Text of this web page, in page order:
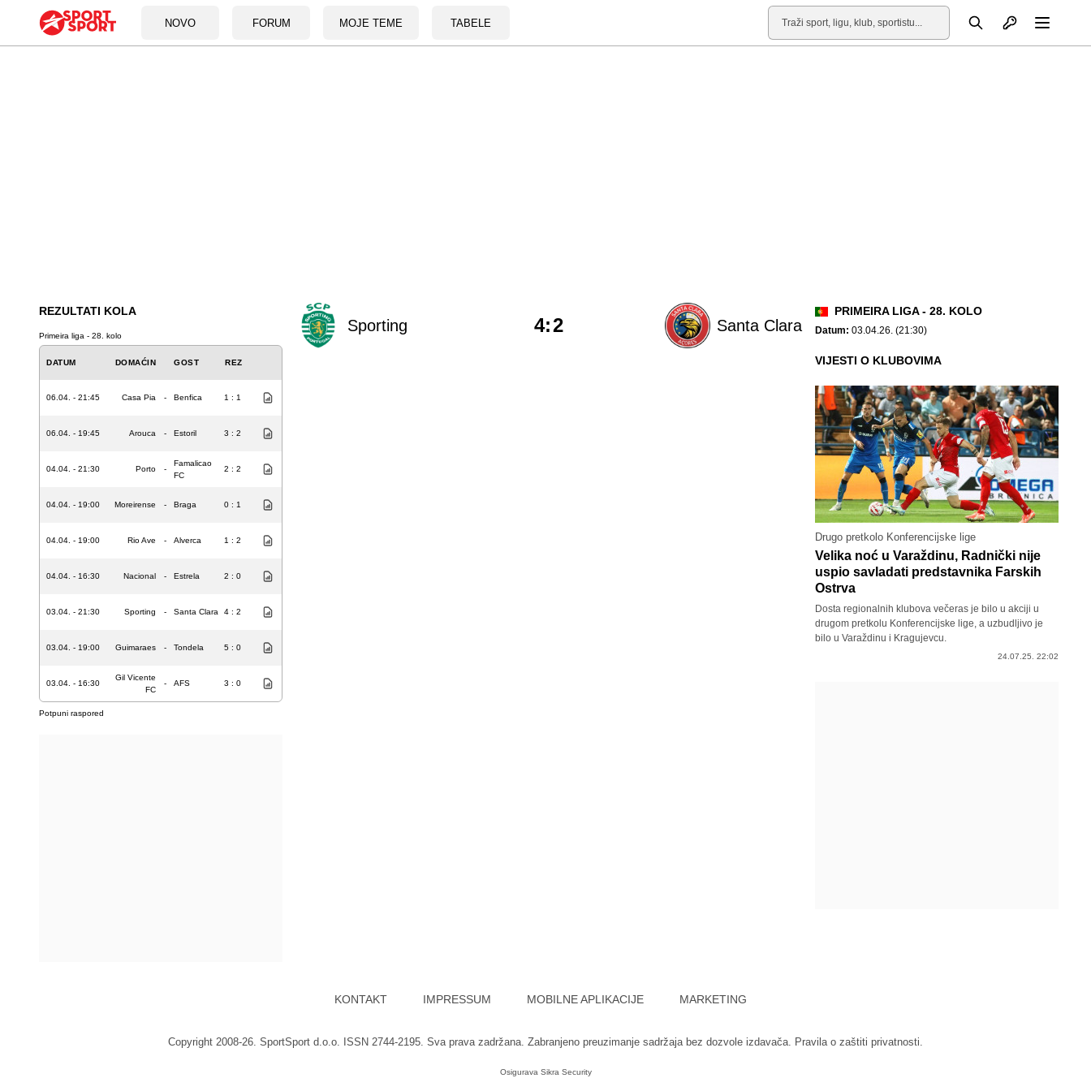
NOVO FORUM MOJE TEME TABELE
Pretraga Otvori profil
REZULTATI KOLA
Primeira liga - 28. kolo
DATUM DOMAĆIN GOST REZ
06.04. - 21:45 Casa Pia - Benfica 1 : 1
06.04. - 19:45 Arouca - Estoril 3 : 2
04.04. - 21:30 Porto -
Famalicao
FC
2 : 2
04.04. - 19:00 Moreirense - Braga 0 : 1
04.04. - 19:00 Rio Ave - Alverca 1 : 2
04.04. - 16:30 Nacional - Estrela 2 : 0
03.04. - 21:30 Sporting - Santa Clara 4 : 2
03.04. - 19:00 Guimaraes - Tondela 5 : 0
03.04. - 16:30
Gil Vicente
FC
- AFS 3 : 0
Potpuni raspored
Sporting Santa Clara
4:2
PRIMEIRA LIGA - 28. KOLO
Datum: 03.04.26. (21:30)
VIJESTI O KLUBOVIMA
Drugo pretkolo Konferencijske lige
Velika noć u Varaždinu, Radnički nije
uspio savladati predstavnika Farskih
Ostrva
Dosta regionalnih klubova večeras je bilo u akciji u
drugom pretkolu Konferencijske lige, a uzbudljivo je
bilo u Varaždinu i Kragujevcu.
24.07.25. 22:02
KONTAKT IMPRESSUM MOBILNE APLIKACIJE MARKETING
Copyright 2008-26. SportSport d.o.o. ISSN 2744-2195. Sva prava zadržana. Zabranjeno preuzimanje sadržaja bez dozvole izdavača. Pravila o zaštiti privatnosti.
Osigurava Sikra Security